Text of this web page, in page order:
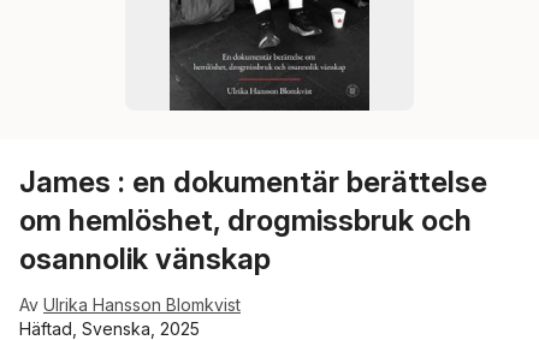
James : en dokumentär berättelse
om hemlöshet, drogmissbruk och
osannolik vänskap
Av Ulrika Hansson Blomkvist
Häftad, Svenska, 2025